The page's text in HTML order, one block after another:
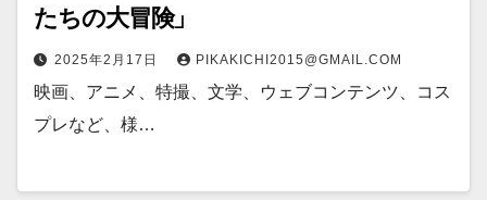
たちの大冒険」
2025年2月17日 PIKAKICHI2015@GMAIL.COM
映画、アニメ、特撮、文学、ウェブコンテンツ、コス
プレなど、様…